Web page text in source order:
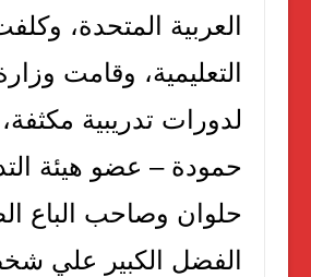
العربية المتحدة،
التعليمية، وقامت
لدورات تدريبية
حمودة – عضو هيئة
حلوان وصاحب الباع
الفضل الكبير علي